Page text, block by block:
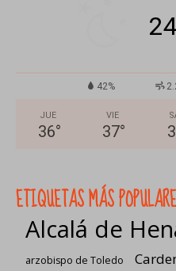
42%
JUE
36°
VIE
37°
ETIQUETAS MÁS
Alcalá de
arzobispo de Toledo